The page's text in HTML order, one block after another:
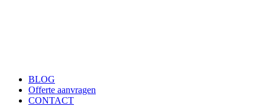
BLOG
Offerte aanvragen
CONTACT